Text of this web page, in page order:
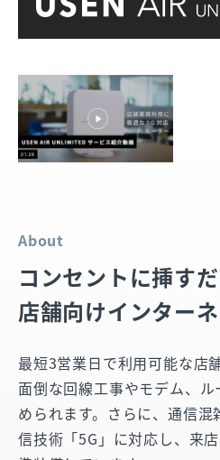
About
コンセントに挿す
店舗向けインター
最短3営業日で利用可能な店
面倒な回線工事やモデム、
められます。さらに、通信
信技術「5G」に対応し、来